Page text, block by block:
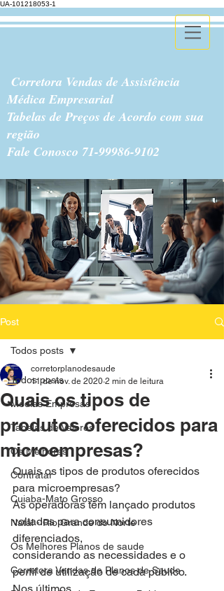
UA-101218053-1
Corretora Vendas de Assistência
Médica Empresarial
Tabelas de Preços de Acordo com sua
região
Fale Conosco 71-99986-9102
Post
Todos posts
Medias Empresas
Tabelas de Valores
Os Melhores
Contratar
Cuiaba-Mato Grosso
Natal - Rio Grande do Norte
Os Melhores Planos de saude
Corretora Vendas de Planos de Saude
Todos posts
Quais os tipos de
produtos oferecidos para
microempresas?
corretorplanodesaude
11 de nov. de 2020 2 min de leitura
Quais os tipos de produtos oferecidos
para microempresas?
As operadoras têm lançado produtos
voltados para consumidores
diferenciados,
considerando as necessidades e o
perfil de utilização de cada público.